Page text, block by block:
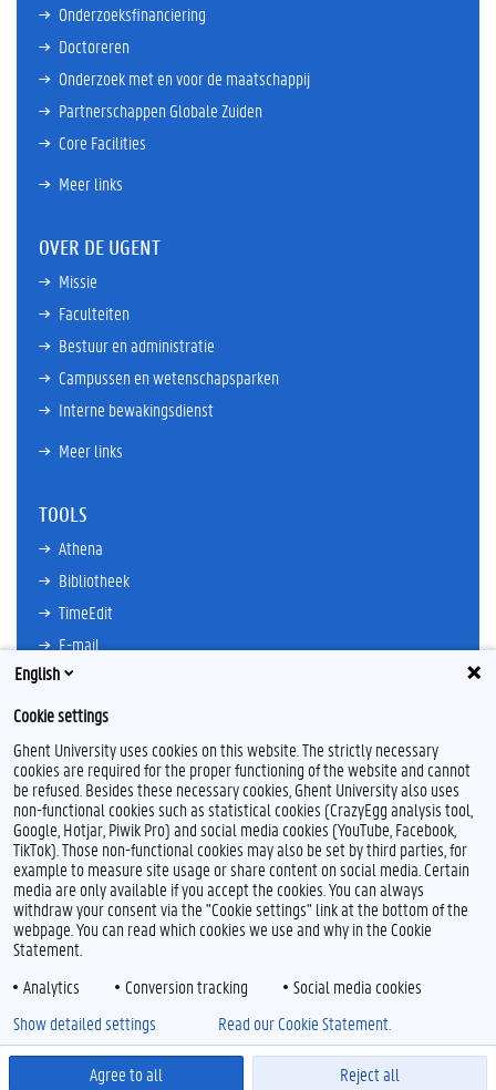
Onderzoeksfinanciering
Doctoreren
Onderzoek met en voor de maatschappij
Partnerschappen Globale Zuiden
Core Facilities
Meer links
OVER DE UGENT
Missie
Faculteiten
Bestuur en administratie
Campussen en wetenschapsparken
Interne bewakingsdienst
Meer links
TOOLS
Athena
Bibliotheek
TimeEdit
E-mail
Ufora
Oasis
Research Explorer
F
a
c
e
b
o
o
k
L
i
n
k
e
d
I
Y
o
u
T
u
b
e
I
n
s
t
a
g
r
Feedback
Privacy
Disclaimer
Toegankelijkheid
© 2026 Universiteit Gent
English
Cookie settings
Ghent University uses cookies on this website. The strictly necessary
cookies are required for the proper functioning of the website and cannot
be refused. Besides these necessary cookies, Ghent University also uses
non-functional cookies such as statistical cookies (CrazyEgg analysis tool,
Google, Hotjar, Piwik Pro) and social media cookies (YouTube, Facebook,
TikTok). Those non-functional cookies may also be set by third parties, for
example to measure site usage or share content on social media. Certain
media are only available if you accept the cookies. You can always
withdraw your consent via the "Cookie settings" link at the bottom of the
webpage. You can read which cookies we use and why in the Cookie
Statement.
Analytics
Conversion tracking Social media cookies
Agree to all Reject all
Show detailed settings Read our Cookie Statement.